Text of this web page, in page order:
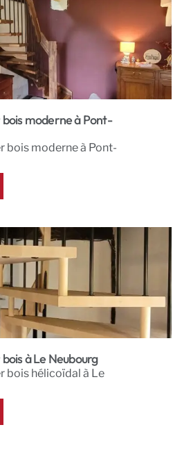
moderne à Pont-
bois moderne à Pont-
à Le Neubourg
bois hélicoïdal à Le